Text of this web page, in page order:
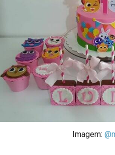
Imagem: